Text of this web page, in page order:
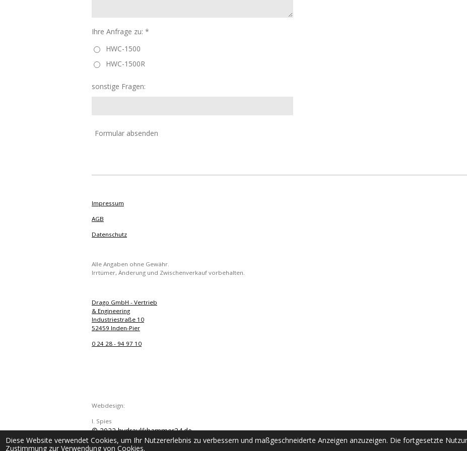
Diese Website verwendet Cookies, um Ihr Nutzererlebnis zu verbessern und maßgeschneiderte Anzeigen anzuzeigen. Die fortgesetzte
Zustimmung zur Verwendung von Cookies.
Ihre Anfrage zu: *
HWC-1500
HWC-1500R
sonstige Fragen:
Formular absenden
Impressum
AGB
Datenschutz
Alle Angaben ohne Gewähr.
Irrtümer, Änderung und Zwischenverkauf vorbehalten.
Drago GmbH - Vertrieb
& Engineering
Industriestraße 10
52459 Inden-Pier
0 24 28 - 94 97 10
Webdesign:
I. Spies
© 2022 hydraulikhammer24.de